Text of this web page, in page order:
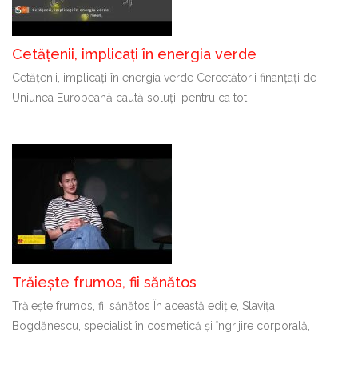
Cetățenii, implicați în energia verde
Cetățenii, implicați în energia verde Cercetătorii finanțați de
Uniunea Europeană caută soluții pentru ca tot
Trăiește frumos, fii sănătos
Trăiește frumos, fii sănătos În această ediție, Slavița
Bogdănescu, specialist în cosmetică și îngrijire corporală,